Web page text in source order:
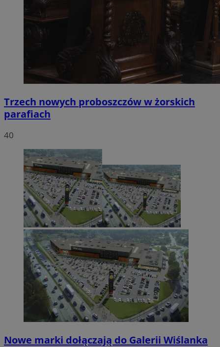
Trzech nowych proboszczów w żorskich
parafiach
40
Nowe marki dołączają do Galerii Wiślanka